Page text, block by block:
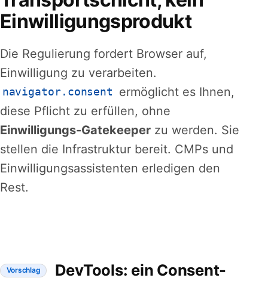
Einwilligungsprodukt
Die Regulierung fordert Browser auf,
Einwilligung zu verarbeiten.
navigator.consent
ermöglicht es Ihnen,
diese Pflicht zu erfüllen, ohne
Einwilligungs-Gatekeeper zu werden. Sie
stellen die Infrastruktur bereit. CMPs und
Einwilligungsassistenten erledigen den
Rest.
Vorschlag
DevTools: ein Consent-